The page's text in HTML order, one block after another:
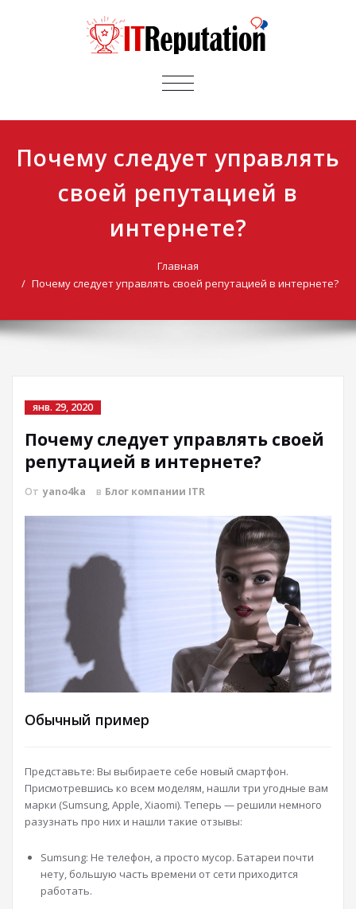
ПЕРЕКЛЮЧИТЬ
Почему следует управлять
своей репутацией в
интернете?
Главная
Почему следует управлять своей репутацией в интернете?
янв. 29, 2020
Почему следует управлять своей
репутацией в интернете?
От yano4ka в Блог компании ITR
Обычный пример
Представьте: Вы выбираете себе новый смартфон.
Присмотревшись ко всем моделям, нашли три угодные вам
марки (Sumsung, Apple, Xiaomi). Теперь — решили немного
разузнать про них и нашли такие отзывы:
Sumsung: Не телефон, а просто мусор. Батареи почти
нету, большую часть времени от сети приходится
работать.